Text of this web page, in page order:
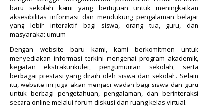
baru sekolah kami yang bertujuan untuk meningkatkan
aksesibilitas informasi dan mendukung pengalaman belajar
yang lebih interaktif bagi siswa, orang tua, guru, dan
masyarakat umum.
Dengan website baru kami, kami berkomitmen untuk
menyediakan informasi terkini mengenai program akademik,
kegiatan ekstrakurikuler, pengumuman sekolah, serta
berbagai prestasi yang diraih oleh siswa dan sekolah. Selain
itu, website ini juga akan menjadi wadah bagi siswa dan guru
untuk berbagi pengetahuan, pengalaman, dan berinteraksi
secara online melalui forum diskusi dan ruang kelas virtual.